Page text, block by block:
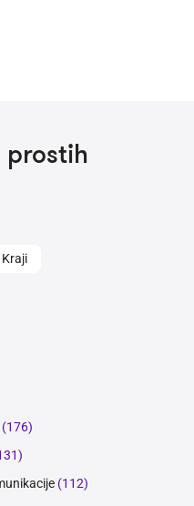
prostih
Kraji
(176)
(112)